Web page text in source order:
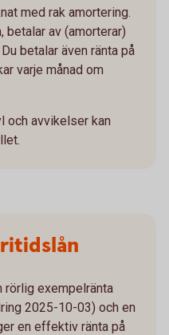
med rak amortering.
betalar av (amorterar)
betalar även ränta på
varje månad om
och avvikelser kan
rörlig exempelränta
2025-10-03) och en
en effektiv ränta på